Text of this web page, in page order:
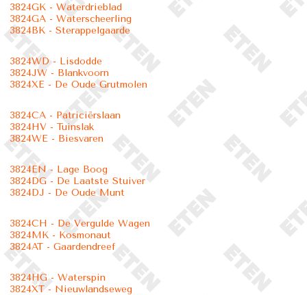
3824GK - Waterdrieblad
3824GA - Waterscheerling
3824BK - Sterappelgaarde
3824WD - Lisdodde
3824JW - Blankvoorn
3824XE - De Oude Grutmolen
3824CA - Patriciërslaan
3824HV - Tuinslak
3824WE - Biesvaren
3824EN - Lage Boog
3824DG - De Laatste Stuiver
3824DJ - De Oude Munt
3824CH - De Vergulde Wagen
3824MK - Kosmonaut
3824AT - Gaardendreef
3824HG - Waterspin
3824XT - Nieuwlandseweg